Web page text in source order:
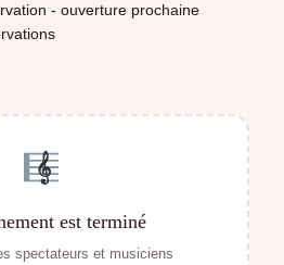
- ouverture prochaine
est terminé
spectateurs et musiciens